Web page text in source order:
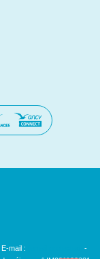
mail :
-